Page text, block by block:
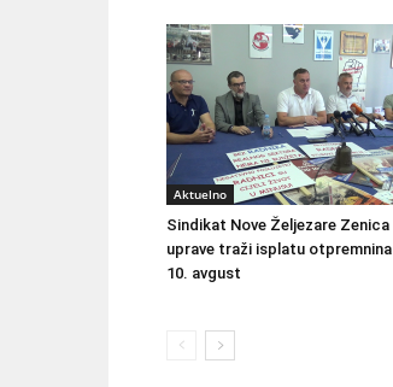
Aktuelno
Sindikat Nove Željezare Zenica
uprave traži isplatu
10. avgust